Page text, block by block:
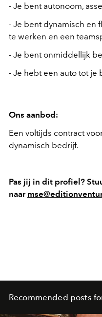
- Je bent autonoom,
- Je bent dynamisch en
te werken en een
- Je bent onmiddellijk
- Je hebt een auto tot je
Ons aanbod:
Een voltijds contract
dynamisch bedrijf.
Pas jij in dit profiel?
naar
Recommended posts